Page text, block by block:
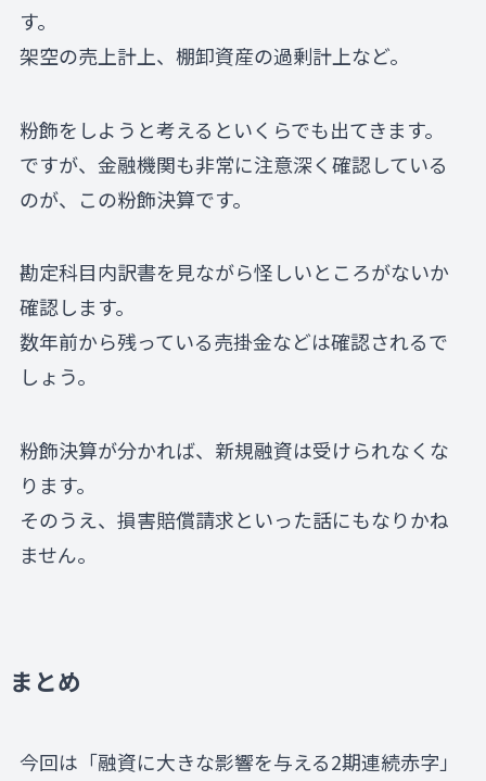
す。
架空の売上計上、棚卸資産の過剰計上など。
粉飾をしようと考えるといくらでも出てきます。
ですが、金融機関も非常に注意深く確認している
のが、この粉飾決算です。
勘定科目内訳書を見ながら怪しいところがないか
確認します。
数年前から残っている売掛金などは確認されるで
しょう。
粉飾決算が分かれば、新規融資は受けられなくな
ります。
そのうえ、損害賠償請求といった話にもなりかね
ません。
まとめ
今回は「融資に大きな影響を与える2期連続赤字」